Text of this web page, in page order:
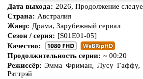
Дата выхода: 2026, Продолжение
Страна: Австралия
Жанр: Драма, Зарубежный сериал
Сезон / серия: [S01E01-05]
Качество:
Продолжительность серии: ~ 00:20
Режиссёр: Эмма Фриман, Луcy
Рэттрэй